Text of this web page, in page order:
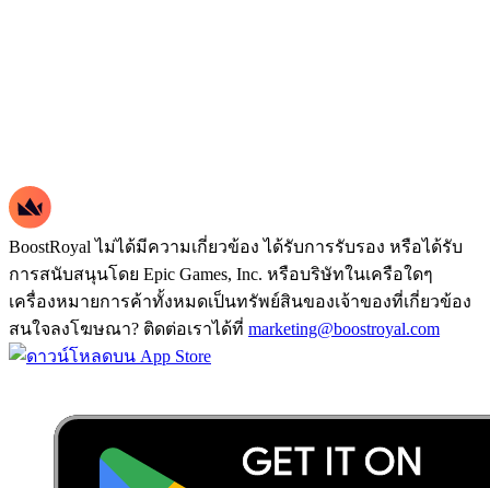
BoostRoyal ไม่ได้มีความเกี่ยวข้อง ได้รับการรับรอง หรือได้รับ
การสนับสนุนโดย Epic Games, Inc. หรือบริษัทในเครือใดๆ
เครื่องหมายการค้าทั้งหมดเป็นทรัพย์สินของเจ้าของที่เกี่ยวข้อง
สนใจลงโฆษณา? ติดต่อเราได้ที่ marketing@boostroyal.com